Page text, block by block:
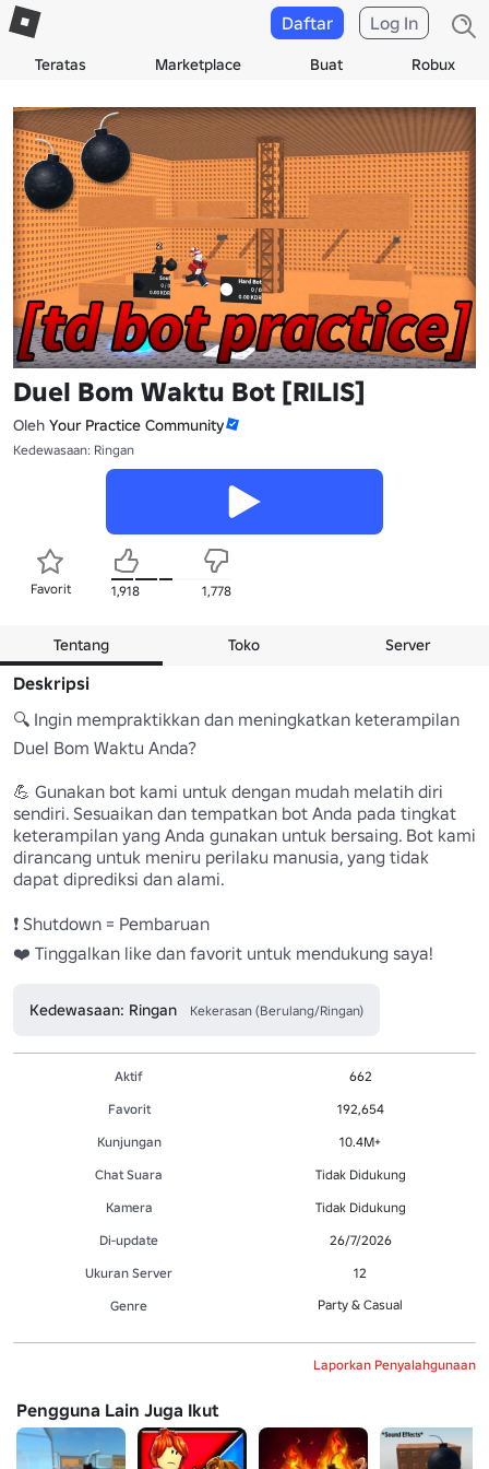
Teratas Marketplace Buat Robux
Daftar Log In
Duel Bom Waktu Bot [RILIS]
Oleh Your Practice Community
Kedewasaan: Ringan
Favorit 1,918 1,778
Tentang Toko Server
Deskripsi
🔍 Ingin mempraktikkan dan meningkatkan keterampilan
Duel Bom Waktu Anda?
💪 Gunakan bot kami untuk dengan mudah melatih diri
sendiri. Sesuaikan dan tempatkan bot Anda pada tingkat
keterampilan yang Anda gunakan untuk bersaing. Bot kami
dirancang untuk meniru perilaku manusia, yang tidak
dapat diprediksi dan alami.
❗ Shutdown = Pembaruan
❤️ Tinggalkan like dan favorit untuk mendukung saya!
Kedewasaan: Ringan Kekerasan (Berulang/Ringan)
Aktif
662
Favorit
192,654
Kunjungan
10.4M+
Chat Suara
Tidak Didukung
Kamera
Tidak Didukung
Di-update
26/7/2026
Ukuran Server
12
Genre
Party & Casual
Laporkan Penyalahgunaan
Pengguna Lain Juga Ikut